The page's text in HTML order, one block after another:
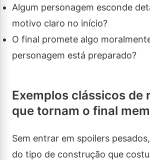
Algum personagem esconde
motivo claro no início?
O final promete algo
personagem está preparado?
Exemplos clássicos de
que tornam o final
Sem entrar em spoilers
do tipo de construção que